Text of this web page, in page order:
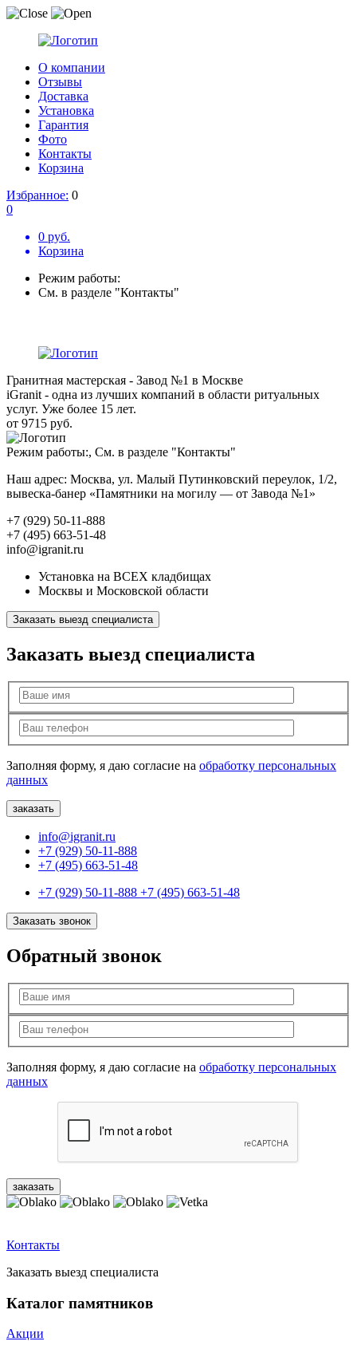
О компании
Отзывы
Доставка
Установка
Гарантия
Фото
Контакты
Корзина
Избранное: 0
0
0 руб.
Корзина
Режим работы:
См. в разделе "Контакты"
Гранитная мастерская - Завод №1 в Москве
iGranit - одна из лучших компаний в области ритуальных
услуг. Уже более 15 лет.
от 9715 руб.
Режим работы:, См. в разделе "Контакты"
Наш адрес: Москва, ул. Малый Путинковский переулок, 1/2,
вывеска-банер «Памятники на могилу — от Завода №1»
+7 (929) 50-11-888
+7 (495) 663-51-48
info@igranit.ru
Установка на ВСЕХ кладбищах
Москвы и Московской области
Заказать выезд специалиста
Заказать выезд специалиста
Заполняя форму, я даю согласие на обработку персональных
данных
info@igranit.ru
+7 (929) 50-11-888
+7 (495) 663-51-48
+7 (929) 50-11-888 +7 (495) 663-51-48
Заказать звонок
Обратный звонок
Заполняя форму, я даю согласие на обработку персональных
данных
Контакты
Заказать выезд специалиста
Каталог памятников
Акции